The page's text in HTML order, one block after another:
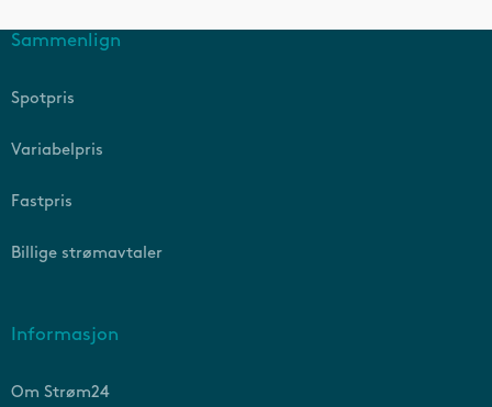
Sammenlign
Spotpris
Variabelpris
Fastpris
Billige strømavtaler
Informasjon
Om Strøm24